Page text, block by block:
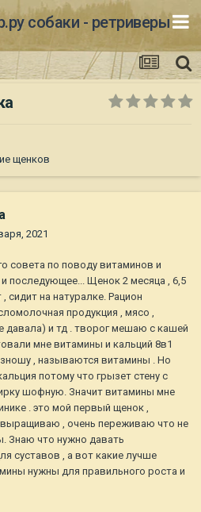
собаки - ретриверы
щенков
2021
совета по поводу витаминов и
последующее... Щенок 2 месяца , 6,5
на натуралке. Рацион
продукция , мясо ,
давала) и тд . творог мешаю с кашей
мне витамины и кальций 8в1
, называются витамины . Но
потому что грызет стену с
шофную. Значит витамины мне
. это мой первый щенок ,
, очень переживаю что не
Знаю что нужно давать
суставов , а вот какие лучше
нужны для правильного роста и